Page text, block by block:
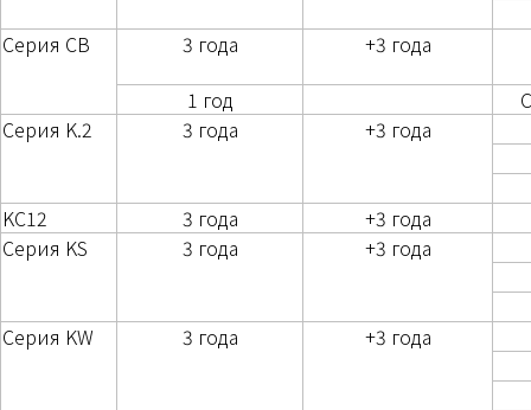
Серия CB 3 года
+3 года
1 год
Серия K.2
3 года +3 года
KC12 3 года
+3 года
Серия KS
3 года +3 года
Серия KW 3 года +3 года